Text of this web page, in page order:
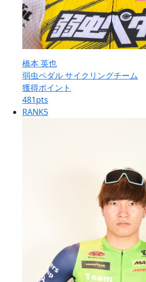
橋本 英也
弱虫ペダル サイクリングチーム
獲得ポイント
481pts
RANK5